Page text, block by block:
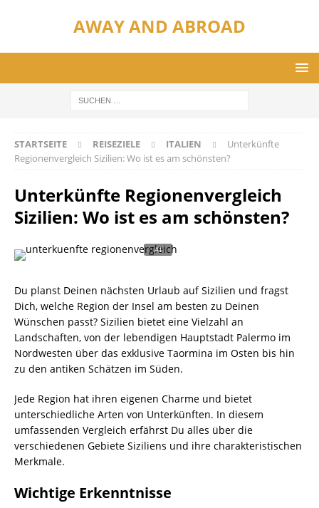
AWAY AND ABROAD
STARTSEITE REISEZIELE ITALIEN
Unterkünfte
Regionenvergleich Sizilien: Wo ist es am schönsten?
Unterkünfte Regionenvergleich
Sizilien: Wo ist es am schönsten?
Du planst Deinen nächsten Urlaub auf Sizilien und fragst
Dich, welche Region der Insel am besten zu Deinen
Wünschen passt? Sizilien bietet eine Vielzahl an
Landschaften, von der lebendigen Hauptstadt Palermo im
Nordwesten über das exklusive Taormina im Osten bis hin
zu den antiken Schätzen im Süden.
Jede Region hat ihren eigenen Charme und bietet
unterschiedliche Arten von Unterkünften. In diesem
umfassenden Vergleich erfährst Du alles über die
verschiedenen Gebiete Siziliens und ihre charakteristischen
Merkmale.
Wichtige Erkenntnisse